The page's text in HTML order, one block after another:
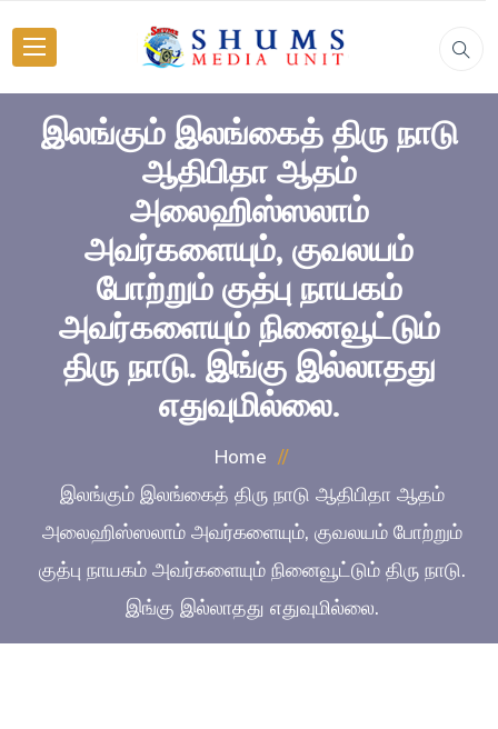
இலங்கும் இலங்கைத் திரு நாடு
ஆதிபிதா ஆதம்
அலைஹிஸ்ஸலாம்
அவர்களையும், குவலயம்
போற்றும் குத்பு நாயகம்
அவர்களையும் நினைவூட்டும்
திரு நாடு. இங்கு இல்லாதது
எதுவுமில்லை.
Home
இலங்கும் இலங்கைத் திரு நாடு ஆதிபிதா ஆதம்
அலைஹிஸ்ஸலாம் அவர்களையும், குவலயம் போற்றும்
குத்பு நாயகம் அவர்களையும் நினைவூட்டும் திரு நாடு.
இங்கு இல்லாதது எதுவுமில்லை.